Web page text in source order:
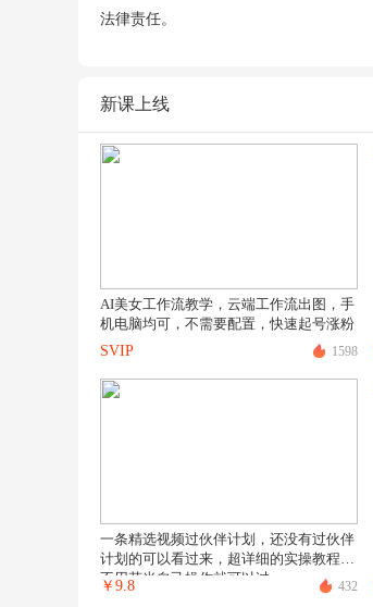
法律责任。
新课上线
AI美女工作流教学，云端工作流出图，手
机电脑均可，不需要配置，快速起号涨粉
SVIP
1598
一条精选视频过伙伴计划，还没有过伙伴
计划的可以看过来，超详细的实操教程，
不用花米自己操作就可以过
￥ 9.8 432